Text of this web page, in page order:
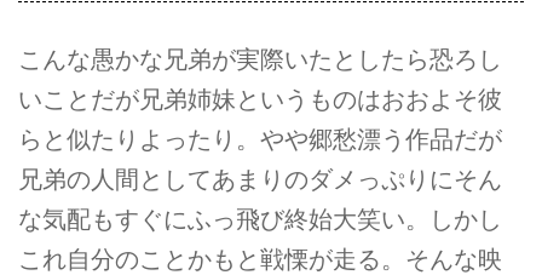
こんな愚かな兄弟が実際いたとしたら恐ろし
いことだが兄弟姉妹というものはおおよそ彼
らと似たりよったり。やや郷愁漂う作品だが
兄弟の人間としてあまりのダメっぷりにそん
な気配もすぐにふっ飛び終始大笑い。しかし
これ自分のことかもと戦慄が走る。そんな映